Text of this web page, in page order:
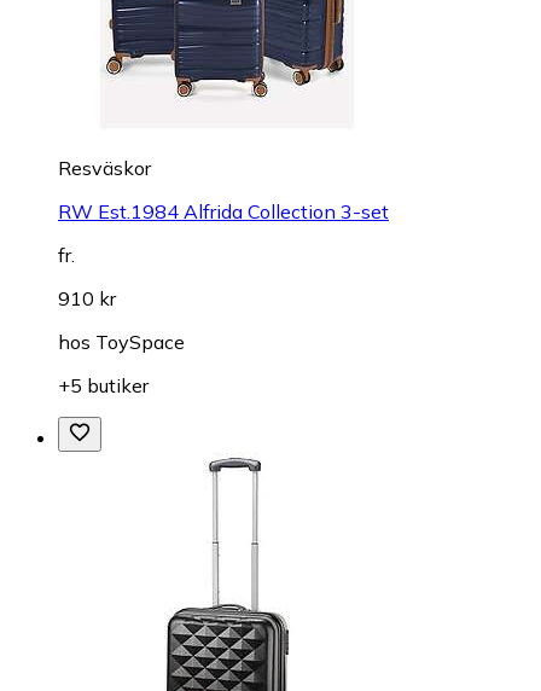
Resväskor
RW Est.1984 Alfrida Collection 3-set
fr.
910 kr
hos ToySpace
+5 butiker